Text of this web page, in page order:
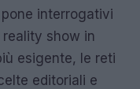
interrogativi
show in
esigente, le reti
editoriali e